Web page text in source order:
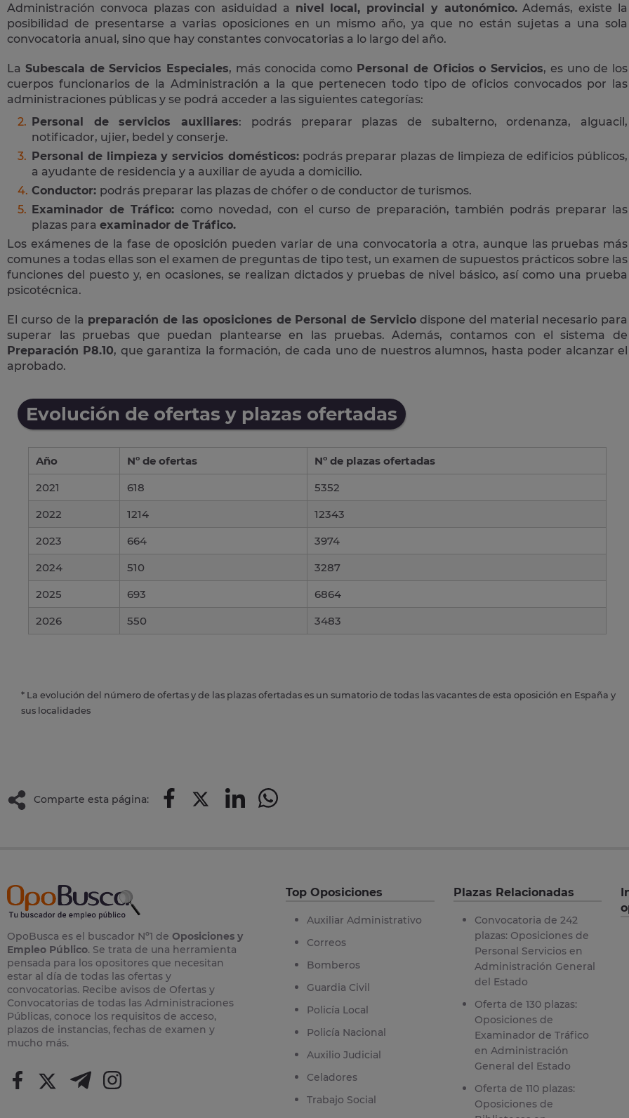
Administración convoca plazas con asiduidad a nivel local, provincial y autonómico.Además, existe la
posibilidad de presentarse a varias oposiciones en un mismo año, ya que no están sujetas a una sola
convocatoria anual, sino que hay constantes convocatorias a lo largo del año.
La Subescala de Servicios Especiales, más conocida como Personal de Oficios o Servicios, es uno de los
cuerpos funcionarios de la Administración a la que pertenecen todo tipo de oficios convocados por las
administraciones públicas y se podrá acceder a las siguientes categorías:
Personal de servicios auxiliares: podrás preparar plazas de subalterno, ordenanza, alguacil,
notificador, ujier, bedel y conserje.
Personal de limpieza y servicios domésticos:podrás preparar plazas de limpieza de edificios públicos,
a ayudante de residencia y a auxiliar de ayuda a domicilio.
Conductor: podrás preparar las plazas de chófer o de conductor de turismos.
Examinador de Tráfico: como novedad, con el curso de preparación, también podrás preparar las
plazas para examinador de Tráfico.
Los exámenes de la fase de oposición pueden variar de una convocatoria a otra, aunque las pruebas más
comunes a todas ellas son el examen de preguntas de tipo test, un examen de supuestos prácticos sobre las
funciones del puesto y, en ocasiones, se realizan dictados y pruebas de nivel básico, así como una prueba
psicotécnica.
El curso de la preparación de las oposiciones de Personal de Servicio dispone del material necesario para
superar las pruebas que puedan plantearse en las pruebas. Además, contamos con el sistema de
Preparación P8.10, que garantiza la formación, de cada uno de nuestros alumnos, hasta poder alcanzar el
aprobado.
Evolución de ofertas y plazas ofertadas
Año Nº de ofertas
Nº de plazas ofertadas
2021
618
5352
2022
1214
12343
2023
664
3974
2024
510
3287
2025
693
6864
2026
550 3483
* La evolución del número de ofertas y de las plazas ofertadas es un sumatorio de todas las vacantes de esta oposición en España y
sus localidades
Comparte esta página:
OpoBusca es el buscador Nº1 de Oposiciones y
Empleo Público. Se trata de una herramienta
pensada para los opositores que necesitan
estar al día de todas las ofertas y
convocatorias. Recibe avisos de Ofertas y
Convocatorias de todas las Administraciones
Públicas, conoce los requisitos de acceso,
plazos de instancias, fechas de examen y
mucho más.
Top Oposiciones
Auxiliar Administrativo
Correos
Bomberos
Guardia Civil
Policía Local
Policía Nacional
Auxilio Judicial
Celadores
Trabajo Social
Plazas Relacionadas
Convocatoria de 242
plazas: Oposiciones de
Personal Servicios en
Administración General
del Estado
Oferta de 130 plazas:
Oposiciones de
Examinador de Tráfico
en Administración
General del Estado
Oferta de 110 plazas:
Oposiciones de